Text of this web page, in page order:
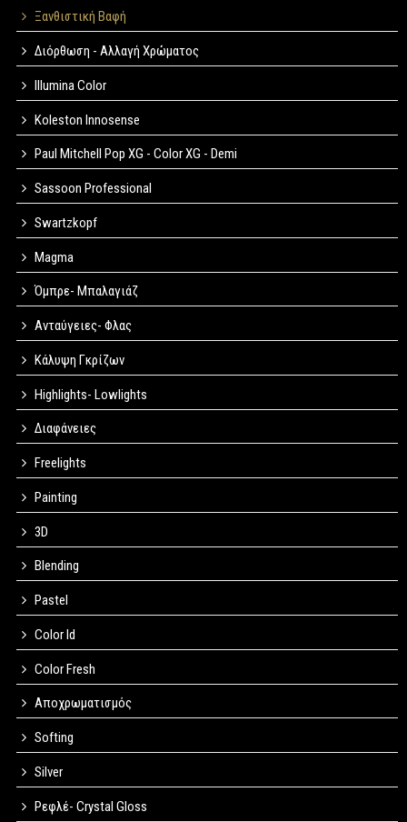
Ξανθιστική Βαφή
Διόρθωση - Αλλαγή Χρώματος
Illumina Color
Koleston Innosense
Paul Mitchell Pop XG - Color XG - Demi
Sassoon Professional
Swartzkopf
Magma
Όμπρε- Μπαλαγιάζ
Ανταύγειες- Φλας
Κάλυψη Γκρίζων
Highlights- Lowlights
Διαφάνειες
Freelights
Painting
3D
Blending
Pastel
Color Id
Color Fresh
Αποχρωματισμός
Softing
Silver
Ρεφλέ- Crystal Gloss